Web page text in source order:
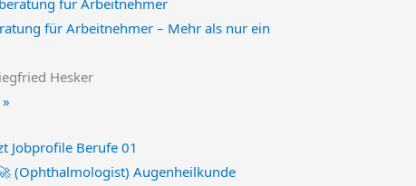
für Arbeitnehmer – Mehr als nur ein
Hesker
(Ophthalmologist) Augenheilkunde